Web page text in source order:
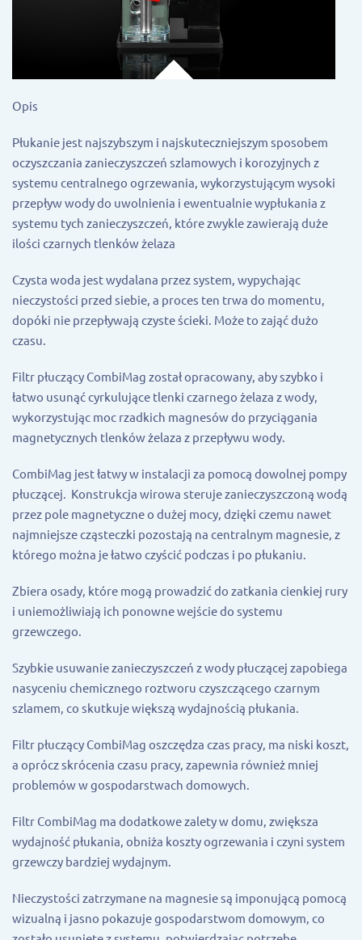
Opis
Płukanie jest najszybszym i najskuteczniejszym sposobem
oczyszczania zanieczyszczeń szlamowych i korozyjnych z
systemu centralnego ogrzewania, wykorzystującym wysoki
przepływ wody do uwolnienia i ewentualnie wypłukania z
systemu tych zanieczyszczeń, które zwykle zawierają duże
ilości czarnych tlenków żelaza
Czysta woda jest wydalana przez system, wypychając
nieczystości przed siebie, a proces ten trwa do momentu,
dopóki nie przepływają czyste ścieki. Może to zająć dużo
czasu.
Filtr płuczący CombiMag został opracowany, aby szybko i
łatwo usunąć cyrkulujące tlenki czarnego żelaza z wody,
wykorzystując moc rzadkich magnesów do przyciągania
magnetycznych tlenków żelaza z przepływu wody.
CombiMag jest łatwy w instalacji za pomocą dowolnej pompy
płuczącej. Konstrukcja wirowa steruje zanieczyszczoną wodą
przez pole magnetyczne o dużej mocy, dzięki czemu nawet
najmniejsze cząsteczki pozostają na centralnym magnesie, z
którego można je łatwo czyścić podczas i po płukaniu.
Zbiera osady, które mogą prowadzić do zatkania cienkiej rury
i uniemożliwiają ich ponowne wejście do systemu
grzewczego.
Szybkie usuwanie zanieczyszczeń z wody płuczącej zapobiega
nasyceniu chemicznego roztworu czyszczącego czarnym
szlamem, co skutkuje większą wydajnością płukania.
Filtr płuczący CombiMag oszczędza czas pracy, ma niski koszt,
a oprócz skrócenia czasu pracy, zapewnia również mniej
problemów w gospodarstwach domowych.
Filtr CombiMag ma dodatkowe zalety w domu, zwiększa
wydajność płukania, obniża koszty ogrzewania i czyni system
grzewczy bardziej wydajnym.
Nieczystości zatrzymane na magnesie są imponującą pomocą
wizualną i jasno pokazuje gospodarstwom domowym, co